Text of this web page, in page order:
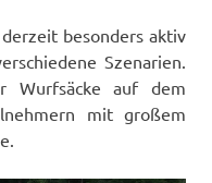
besonders aktiv
Szenarien.
Wurfsäcke auf dem
mit großem